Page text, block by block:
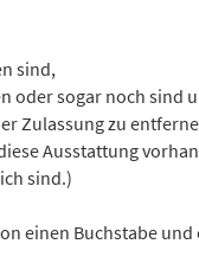
sind,
oder sogar noch sind
Zulassung zu
Ausstattung
sind.)
einen Buchstabe und